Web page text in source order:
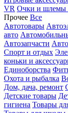
VR Очки и шлемы
Прочее Все
Автотовары
авто
Автозапчасти
Спорт и отдых
коньки и
Единоборства
Охота и рыбалка
Дом, дача, ремонт
Детские товары
гигиена Товары